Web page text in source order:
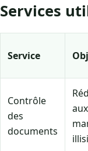
Services
Service
Contrôle
des
documents